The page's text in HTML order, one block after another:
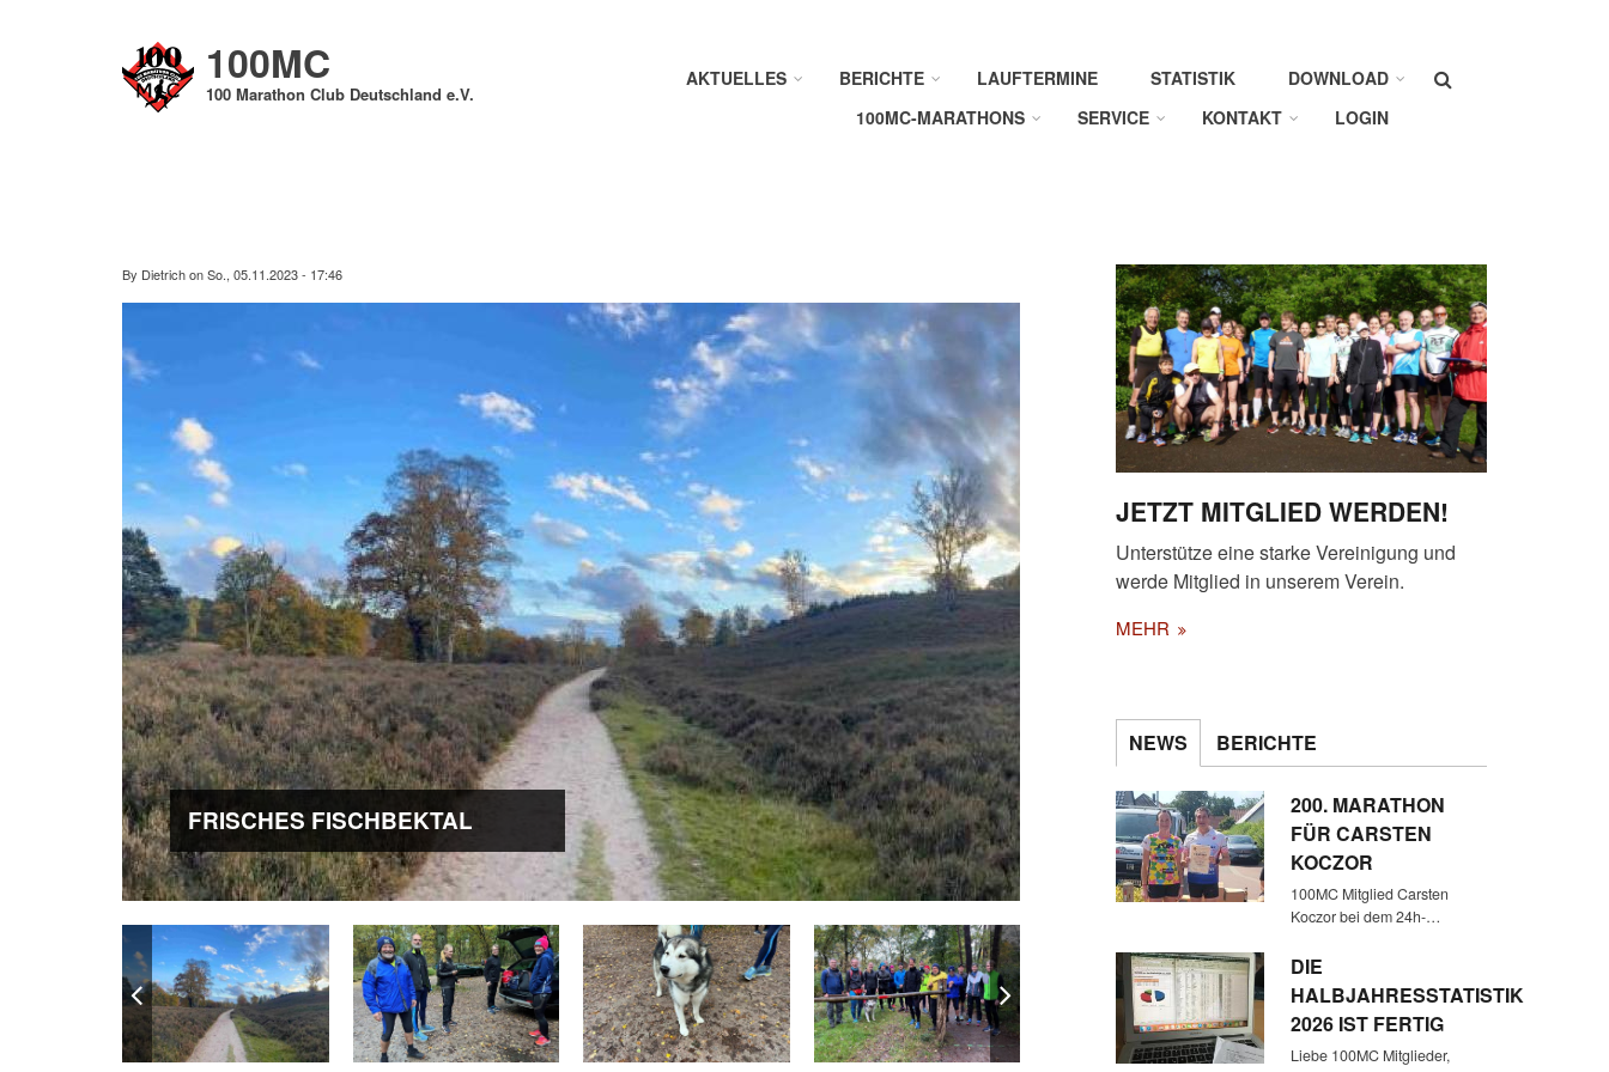
100MC
100 Marathon Club Deutschland e.V.
Suche
AKTUELLES BERICHTE LAUFTERMINE STATISTIK
DOWNLOAD
100MC-MARATHONS
SERVICE KONTAKT LOGIN
By DietrichonSo., 05.11.2023 - 17:46
FRISCHES FISCHBEKTAL ANKUNFT DER LÄUFER
JETZT MITGLIED WERDEN!
Unterstütze eine starke Vereinigung und
werde Mitglied in unserem Verein.
MEHR
NEWS BERICHTE
200. MARATHON
FÜR CARSTEN
KOCZOR
100MC Mitglied Carsten
Koczor bei dem 24h-…
DIE
HALBJAHRESSTATISTIK
2026 IST FERTIG
Liebe 100MC Mitglieder,